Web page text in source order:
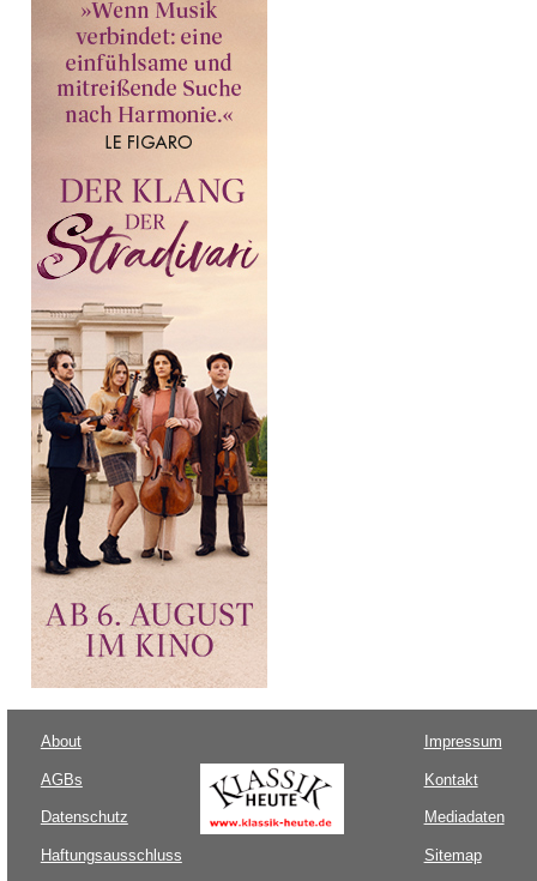
About
AGBs
Datenschutz
Haftungsausschluss
Impressum
Kontakt
Mediadaten
Sitemap